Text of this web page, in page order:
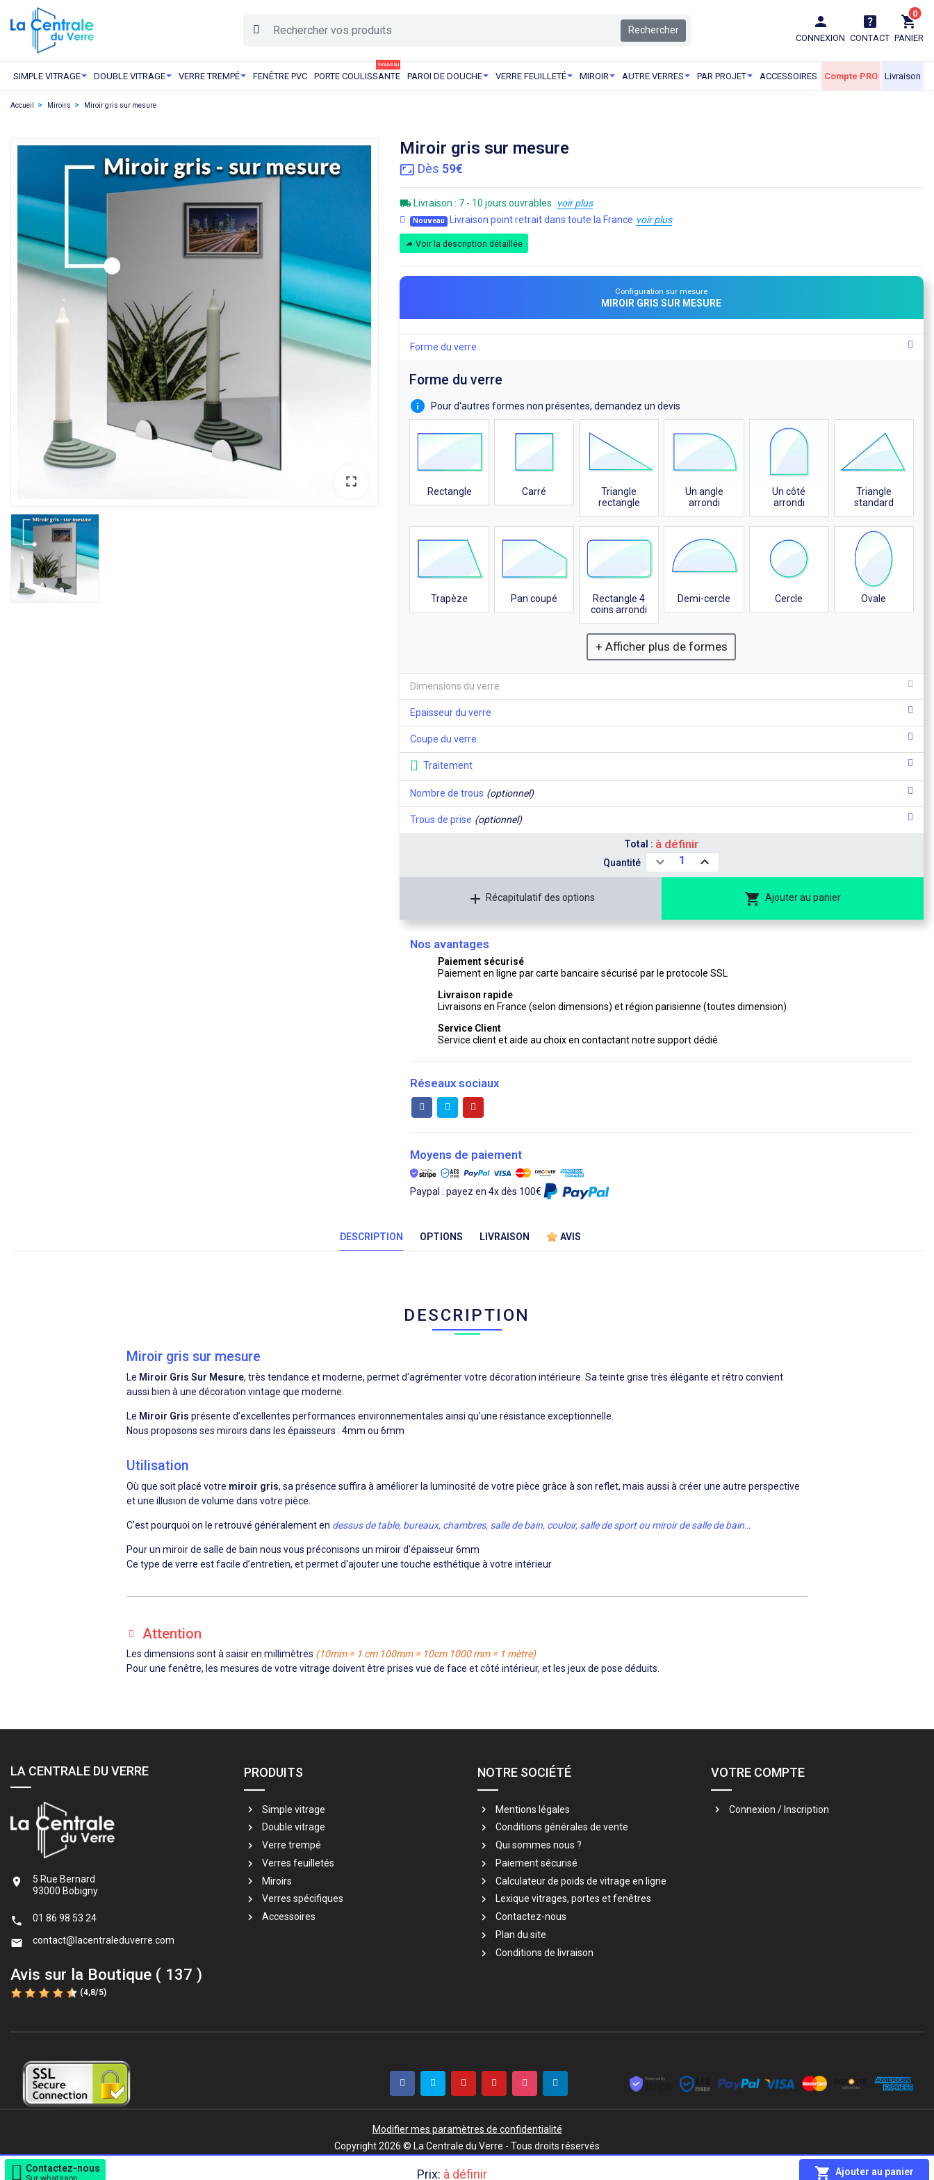
Rechercher
CONNEXION CONTACT
0
PANIER
SIMPLE VITRAGE DOUBLE VITRAGE VERRE TREMPÉ FENÊTRE PVC PORTE COULISSANTE
Nouveau
PAROI DE DOUCHE VERRE FEUILLETÉ MIROIR AUTRE VERRES PAR PROJET ACCESSOIRES Compte PRO Livraison
Accueil Miroirs Miroir gris sur mesure
Miroir gris sur mesure
Dès 59€
Livraison : 7 - 10 jours ouvrables voir plus
Nouveau Livraison point retrait dans toute la France voir plus
Voir la description détaillée
Configuration sur mesure
MIROIR GRIS SUR MESURE
Forme du verre
Forme du verre
Pour d'autres formes non présentes, demandez un devis
Rectangle Carré
Triangle
rectangle
Un angle
arrondi
Un côté
arrondi
Triangle
standard
Trapèze Pan coupé
Rectangle 4
coins arrondi
Demi-cercle Cercle Ovale
+ Afficher plus de formes
Dimensions du verre
Epaisseur du verre
Coupe du verre
Traitement
Nombre de trous (optionnel)
Trous de prise (optionnel)
Total : à définir
Quantité 1
Récapitulatif des options Ajouter au panier
Contactez-nous Prix: à définir Ajouter au panier
Nos avantages
Paiement sécurisé
Paiement en ligne par carte bancaire sécurisé par le protocole SSL
Livraison rapide
Livraisons en France (selon dimensions) et région parisienne (toutes dimension)
Service Client
Service client et aide au choix en contactant notre support dédié
Réseaux sociaux
Moyens de paiement
Paypal : payez en 4x dès 100€
DESCRIPTION OPTIONS LIVRAISON AVIS
DESCRIPTION
Miroir gris sur mesure
Le Miroir Gris Sur Mesure, très tendance et moderne, permet d'agrémenter votre décoration intérieure. Sa teinte grise très élégante et rétro convient
aussi bien à une décoration vintage que moderne.
Le Miroir Gris présente d’excellentes performances environnementales ainsi qu’une résistance exceptionnelle.
Nous proposons ses miroirs dans les épaisseurs : 4mm ou 6mm
Utilisation
Où que soit placé votre miroir gris, sa présence suffira à améliorer la luminosité de votre pièce grâce à son reflet, mais aussi à créer une autre perspective
et une illusion de volume dans votre pièce.
C'est pourquoi on le retrouvé généralement en dessus de table, bureaux, chambres, salle de bain, couloir, salle de sport ou miroir de salle de bain…
Pour un miroir de salle de bain nous vous préconisons un miroir d'épaisseur 6mm
Ce type de verre est facile d’entretien, et permet d'ajouter une touche esthétique à votre intérieur
Attention
Les dimensions sont à saisir en millimètres (10mm = 1 cm 100mm = 10cm 1000 mm = 1 mètre)
Pour une fenêtre, les mesures de votre vitrage doivent être prises vue de face et côté intérieur, et les jeux de pose déduits.
LA CENTRALE DU VERRE

5 Rue Bernard
93000 Bobigny
 01 86 98 53 24
 contact@lacentraleduverre.com
PRODUITS
Simple vitrage
Double vitrage
Verre trempé
Verres feuilletés
Miroirs
Verres spécifiques
Accessoires
NOTRE SOCIÉTÉ
Mentions légales
Conditions générales de vente
Qui sommes nous ?
Paiement sécurisé
Calculateur de poids de vitrage en ligne
Lexique vitrages, portes et fenêtres
Contactez-nous
Plan du site
Conditions de livraison
VOTRE COMPTE
Connexion / Inscription
Avis sur la Boutique ( 137 )
(4,8/5)
Modifier mes paramètres de confidentialité
Copyright 2026 © La Centrale du Verre - Tous droits réservés